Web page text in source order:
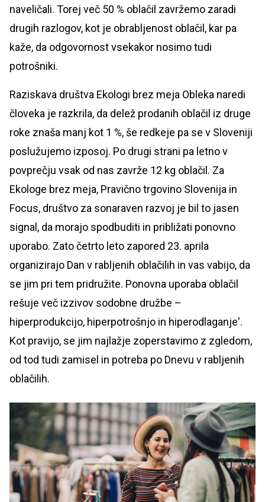
naveličali. Torej več 50 % oblačil zavržemo zaradi
drugih razlogov, kot je obrabljenost oblačil, kar pa
kaže, da odgovornost vsekakor nosimo tudi
potrošniki.
Raziskava društva Ekologi brez meja Obleka naredi
človeka je razkrila, da delež prodanih oblačil iz druge
roke znaša manj kot 1 %, še redkeje pa se v Sloveniji
poslužujemo izposoj. Po drugi strani pa letno v
povprečju vsak od nas zavrže 12 kg oblačil. Za
Ekologe brez meja, Pravično trgovino Slovenija in
Focus, društvo za sonaraven razvoj je bil to jasen
signal, da morajo spodbuditi in približati ponovno
uporabo. Zato četrto leto zapored 23. aprila
organizirajo Dan v rabljenih oblačilih in vas vabijo, da
se jim pri tem pridružite. Ponovna uporaba oblačil
rešuje več izzivov sodobne družbe –
hiperprodukcijo, hiperpotrošnjo in hiperodlaganje'.
Kot pravijo, se jim najlažje zoperstavimo z zgledom,
od tod tudi zamisel in potreba po Dnevu v rabljenih
oblačilih.